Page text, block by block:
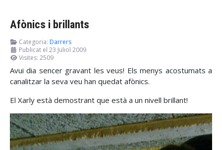
Afònics i brillants
Categoria: Darrers
Publicat el 23 Juliol 2009
Visites: 2509
Avui dia sencer gravant les veus! Els menys acostumats a
canalitzar la seva veu han quedat afònics.
El Xarly està demostrant que està a un nivell brillant!